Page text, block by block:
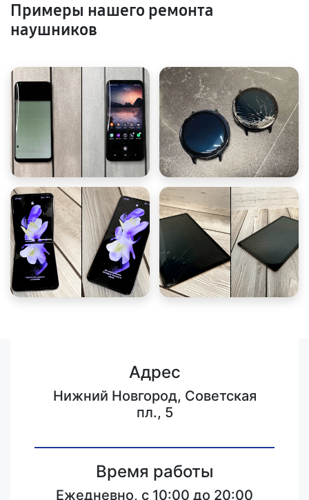
Примеры нашего ремонта
наушников
Адрес
Нижний Новгород, Советская
пл., 5
Время работы
Ежедневно, с 10:00 до 20:00